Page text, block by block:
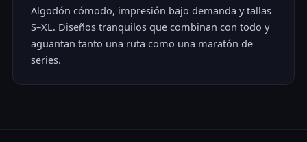
Algodón cómodo, impresión bajo demanda y tallas
S–XL. Diseños tranquilos que combinan con todo y
aguantan tanto una ruta como una maratón de
series.